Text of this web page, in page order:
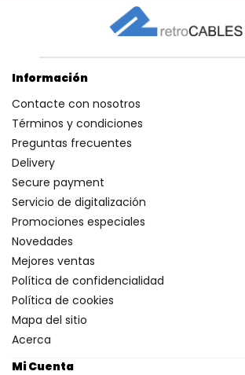
Información
Contacte con nosotros
Términos y condiciones
Preguntas frecuentes
Delivery
Secure payment
Servicio de digitalización
Promociones especiales
Novedades
Mejores ventas
Política de confidencialidad
Política de cookies
Mapa del sitio
Acerca
Mi Cuenta